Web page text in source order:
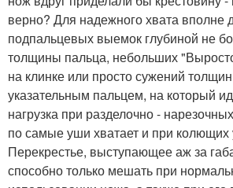
верно? Для надежного хвата вполне
подпальцевых выемок глубиной не
толщины пальца, небольших
на клинке или просто сужений
указательным пальцем, на который
нагрузка при разделочно -
по самые уши хватает и при колющих
Перекрестье, выступающее аж за
способно только мешать при